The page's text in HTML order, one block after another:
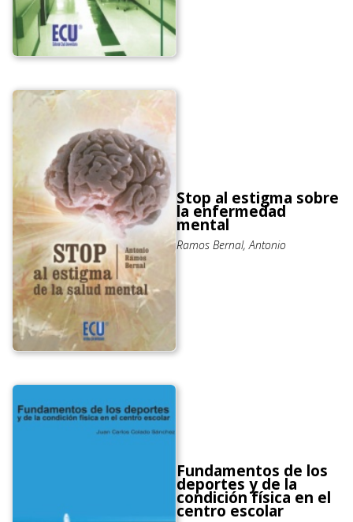
Stop al estigma sobre
la enfermedad
mental
Ramos Bernal, Antonio
Fundamentos de los
deportes y de la
condición física en el
centro escolar